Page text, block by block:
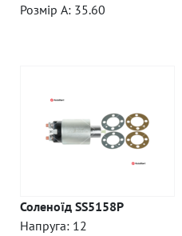
Розмір A: 35.60
Соленоїд SS5158P
Напруга: 12